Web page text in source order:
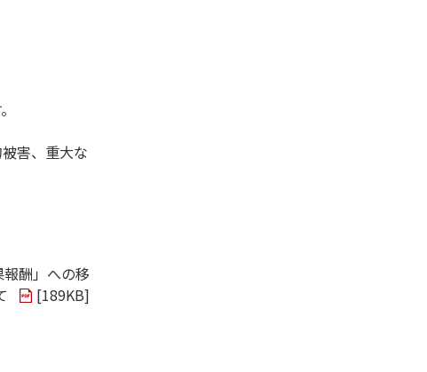
害、重大な
酬」への移
[189KB]